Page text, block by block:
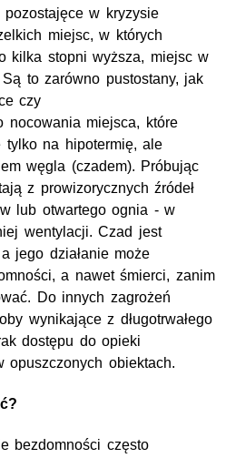
w kryzysie
miejsc, w których
kilka stopni wyższa, miejsc w
to zarówno pustostany, jak
czy
nocowania miejsca, które
tylko na hipotermię, ale
węgla (czadem). Próbując
z prowizorycznych źródeł
lub otwartego ognia - w
wentylacji. Czad jest
jego działanie może
a nawet śmierci, zanim
Do innych zagrożeń
wynikające z długotrwałego
dostępu do opieki
opuszczonych obiektach.
bezdomności często